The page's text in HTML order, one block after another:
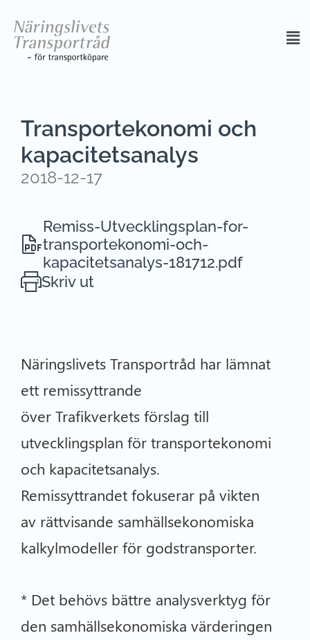
Transportekonomi och
kapacitetsanalys
2018-12-17
Remiss-Utvecklingsplan-for-
transportekonomi-och-
kapacitetsanalys-181712.pdf
Skriv ut
Näringslivets Transportråd har lämnat
ett remissyttrande
över Trafikverkets förslag till
utvecklingsplan för transportekonomi
och kapacitetsanalys.
Remissyttrandet fokuserar på vikten
av rättvisande samhällsekonomiska
kalkylmodeller för godstransporter.
* Det behövs bättre analysverktyg för
den samhällsekonomiska värderingen